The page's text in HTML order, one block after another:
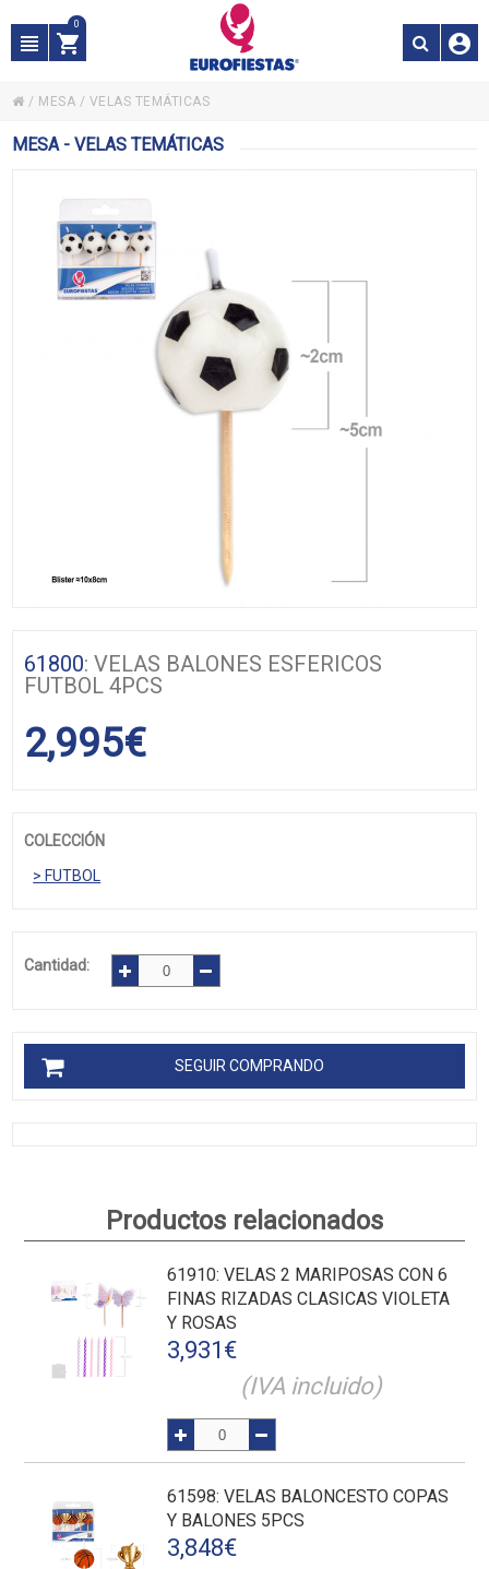
0
/ MESA / VELAS TEMÁTICAS
MESA - VELAS TEMÁTICAS
61800: VELAS BALONES ESFERICOS
FUTBOL 4PCS
2,995€
COLECCIÓN
> FUTBOL
Cantidad:
SEGUIR COMPRANDO
Productos relacionados
61910: VELAS 2 MARIPOSAS CON 6
FINAS RIZADAS CLASICAS VIOLETA
Y ROSAS
3,931 €
(IVA incluido)
61598: VELAS BALONCESTO COPAS
Y BALONES 5PCS
3,848€